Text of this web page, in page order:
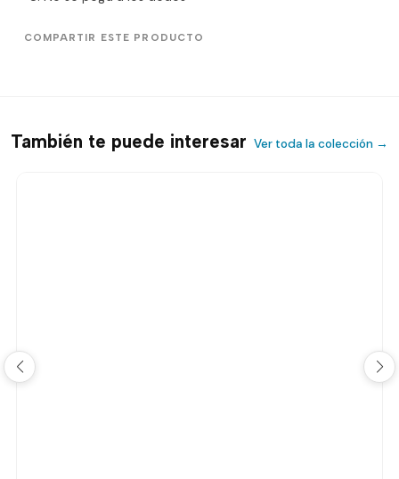
COMPARTIR ESTE PRODUCTO
También te puede interesar Ver toda la colección →